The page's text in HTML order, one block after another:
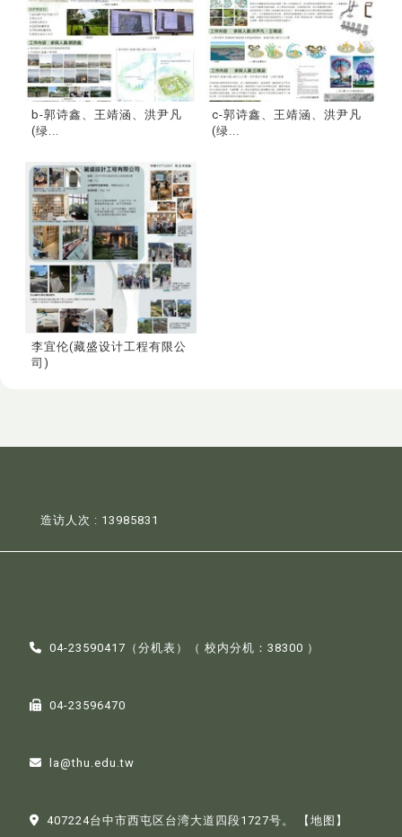
b-郭诗鑫、王靖涵、洪尹凡
(绿...
c-郭诗鑫、王靖涵、洪尹凡
(绿...
李宜伦(藏盛设计工程有限公
司)
造访人次 : 13985831
04-23590417（分机表 ）（ 校内分机：38300 ）
04-23596470
la@thu.edu.tw
407224台中市西屯区台湾大道四段1727号。 【地图】